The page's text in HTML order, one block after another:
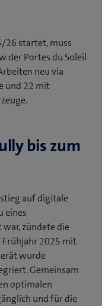
26 startet, muss
der Portes du Soleil
neu via
und 22 mit
bis zum
auf digitale
eines
zündete die
Frühjahr 2025 mit
wurde
Gemeinsam
optimalen
und für die